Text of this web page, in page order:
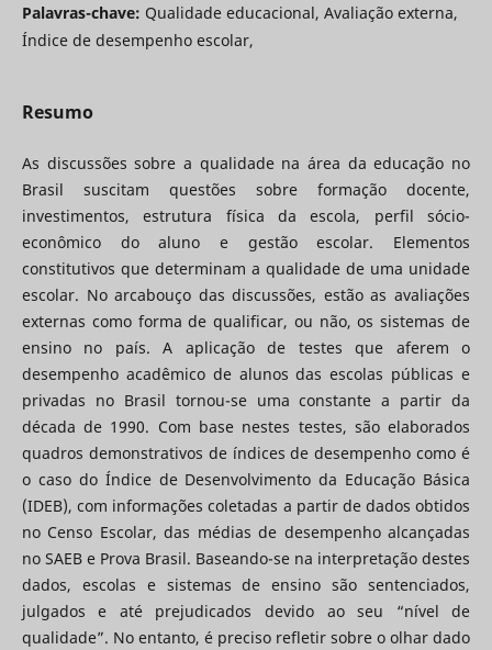
Palavras-chave: Qualidade educacional, Avaliação externa,
Índice de desempenho escolar,
Resumo
As discussões sobre a qualidade na área da educação no
Brasil suscitam questões sobre formação docente,
investimentos, estrutura física da escola, perfil sócio-
econômico do aluno e gestão escolar. Elementos
constitutivos que determinam a qualidade de uma unidade
escolar. No arcabouço das discussões, estão as avaliações
externas como forma de qualificar, ou não, os sistemas de
ensino no país. A aplicação de testes que aferem o
desempenho acadêmico de alunos das escolas públicas e
privadas no Brasil tornou-se uma constante a partir da
década de 1990. Com base nestes testes, são elaborados
quadros demonstrativos de índices de desempenho como é
o caso do Índice de Desenvolvimento da Educação Básica
(IDEB), com informações coletadas a partir de dados obtidos
no Censo Escolar, das médias de desempenho alcançadas
no SAEB e Prova Brasil. Baseando-se na interpretação destes
dados, escolas e sistemas de ensino são sentenciados,
julgados e até prejudicados devido ao seu “nível de
qualidade”. No entanto, é preciso refletir sobre o olhar dado